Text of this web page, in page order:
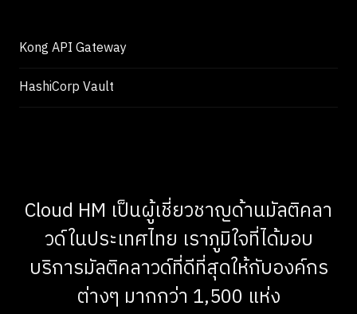
Kong API Gateway
HashiCorp Vault
Cloud HM เป็นผู้เชี่ยวชาญด้านมัลติคลา
วด์ในประเทศไทย เราภูมิใจที่ได้มอบ
บริการมัลติคลาวด์ที่ดีที่สุดให้กับองค์กร
ต่างๆ มากกว่า 1,500 แห่ง